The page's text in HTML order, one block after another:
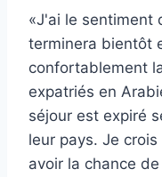
«J'ai le sentiment
terminera bientôt
confortablement
expatriés en
séjour est expiré
leur pays. Je
avoir la chance